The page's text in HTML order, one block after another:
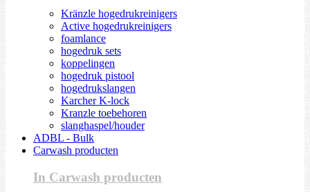
Kränzle hogedrukreinigers
Active hogedrukreinigers
foamlance
hogedruk sets
koppelingen
hogedruk pistool
hogedrukslangen
Karcher K-lock
Kranzle toebehoren
slanghaspel/houder
ADBL - Bulk
Carwash producten
In Carwash producten